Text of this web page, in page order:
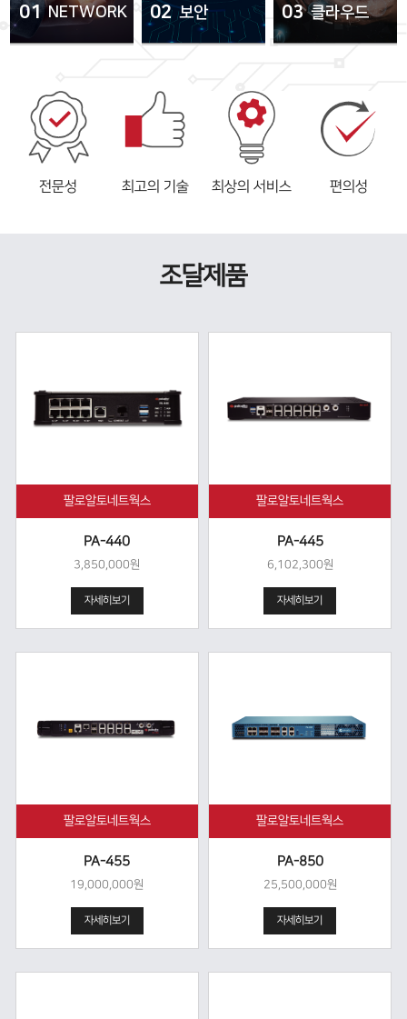
01 NETWORK 02 보안 03 클라우드
전문성 최고의 기술 최상의 서비스 편의성
조달제품
팔로알토네트웍스
PA-440
3,850,000원
자세히보기
팔로알토네트웍스
PA-445
6,102,300원
자세히보기
팔로알토네트웍스
PA-455
19,000,000원
자세히보기
팔로알토네트웍스
PA-850
25,500,000원
자세히보기